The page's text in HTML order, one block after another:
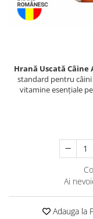
Șampoane Câini
Antiparazitare Câini
Accesorii Câini
Culcușuri & Saltele
Pisică Junior
Hrană Uscată Câine
standard pentru
vitamine esențiale
Ai
Adauga la